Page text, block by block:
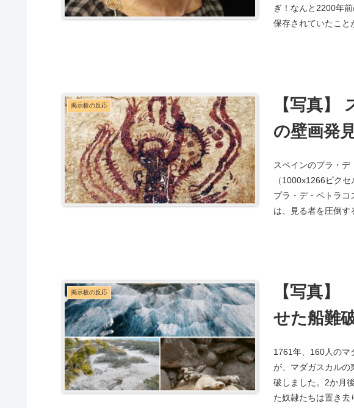
ぎ！なんと2200年
保存されていたこと
掲示板の反応
【写真】
の壁画発
スペインのプラ・
（1000x1266ピク
プラ・デ・ペトラコ
は、見る者を圧倒す
掲示板の反応
【写真】
せた船難
1761年、160人のマ
が、マダガスカルの
破しました。2か月
た奴隷たちは置き去